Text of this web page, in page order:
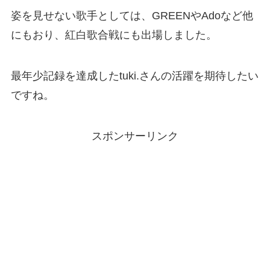
姿を見せない歌手としては、GREENやAdoなど他
にもおり、紅白歌合戦にも出場しました。
最年少記録を達成したtuki.さんの活躍を期待したい
ですね。
スポンサーリンク